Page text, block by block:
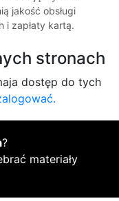
jakość obsługi
i zapłaty kartą.
stronach
dostęp do tych
?
materiały